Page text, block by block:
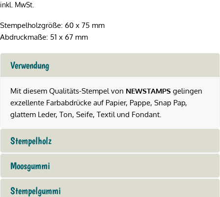
inkl. MwSt.
Stempelholzgröße: 60 x 75 mm
Abdruckmaße: 51 x 67 mm
Verwendung
Mit diesem Qualitäts-Stempel von NEWSTAMPS gelingen
exzellente Farbabdrücke auf Papier, Pappe, Snap Pap,
glattem Leder, Ton, Seife, Textil und Fondant.
Stempelholz
Moosgummi
Stempelgummi